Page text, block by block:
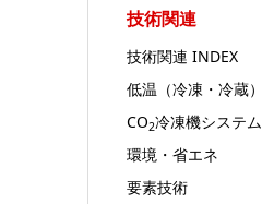
技術関連
技術関連 INDEX
低温（冷凍・冷蔵）
CO2冷凍機システム
環境・省エネ
要素技術